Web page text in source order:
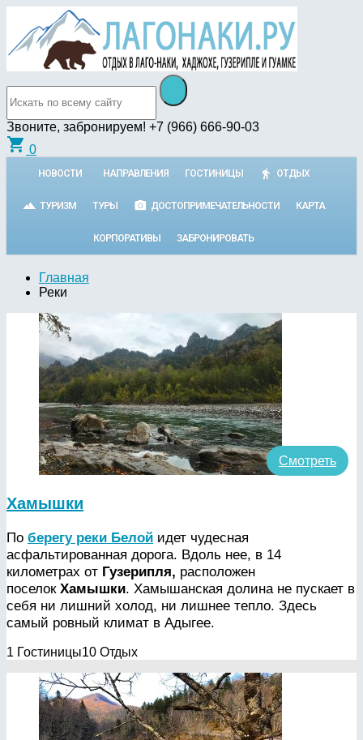
Звоните, забронируем! +7 (966) 666-90-03
shopping_cart 0
НОВОСТИ НАПРАВЛЕНИЯ ГОСТИНИЦЫ ОТДЫХ
ТУРИЗМ ТУРЫ ДОСТОПРИМЕЧАТЕЛЬНОСТИ КАРТА
КОРПОРАТИВЫ ЗАБРОНИРОВАТЬ
Главная
Реки
Хамышки
По берегу реки Белой идет чудесная
асфальтированная дорога. Вдоль нее, в 14
километрах от Гузерипля, расположен
поселок Хамышки. Хамышанская долина не пускает в
себя ни лишний холод, ни лишнее тепло. Здесь
самый ровный климат в Адыгее.
1 Гостиницы10 Отдых
Смотреть